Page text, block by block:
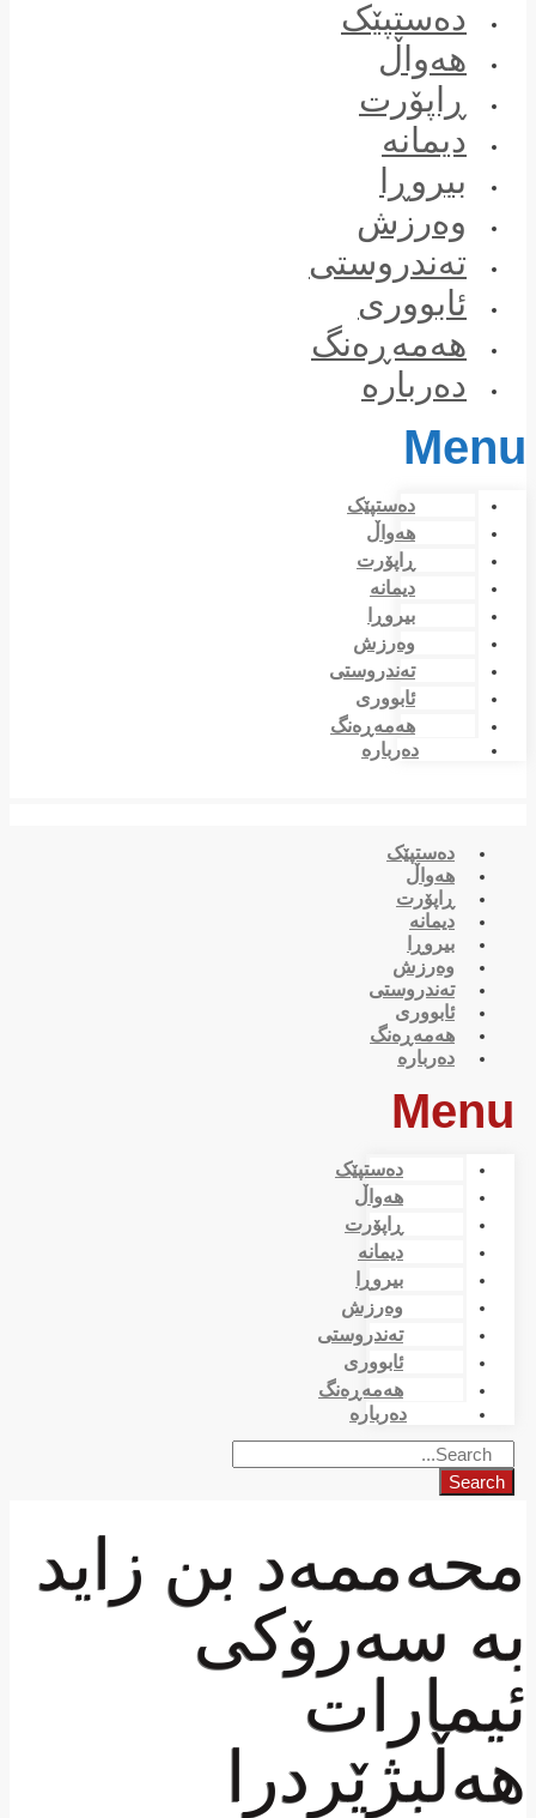
دەستپێک
هەواڵ
ڕاپۆرت
دیمانە
بیروڕا
وەرزش
تەندروستی
ئابووری
هەمەڕەنگ
دەربارە
Menu
دەستپێک
هەواڵ
ڕاپۆرت
دیمانە
بیروڕا
وەرزش
تەندروستی
ئابووری
هەمەڕەنگ
دەربارە
دەستپێک
هەواڵ
ڕاپۆرت
دیمانە
بیروڕا
وەرزش
تەندروستی
ئابووری
هەمەڕەنگ
دەربارە
Menu
دەستپێک
هەواڵ
ڕاپۆرت
دیمانە
بیروڕا
وەرزش
تەندروستی
ئابووری
هەمەڕەنگ
دەربارە
Search
محەممەد بن زاید
بە سەرۆكی
ئیمارات
هەڵبژێردرا